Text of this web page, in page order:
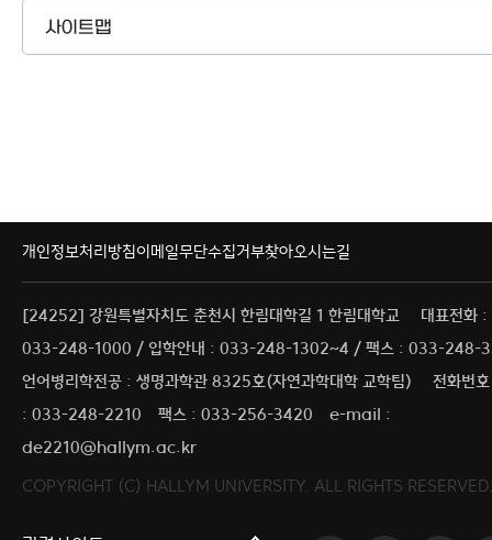
사이트맵
개인정보처리방침이메일무단수집거부찾아오시는길
[24252] 강원특별자치도 춘천시 한림대학길 1 한림대학교
대표전화 :
033-248-1000 / 입학안내 : 033-248-1302~4 / 팩스 : 033-248-
언어병리학전공 : 생명과학관 8325호(자연과학대학 교학팀)
전화번호
: 033-248-2210
팩스 : 033-256-3420
e-mail :
de2210@hallym.ac.kr
COPYRIGHT (C) HALLYM UNIVERSITY. ALL RIGHTS
커뮤니티교육원